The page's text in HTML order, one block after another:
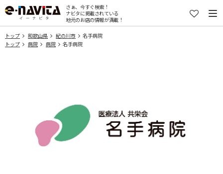
さぁ、今すぐ検索！
ナビタに掲載されている
地元のお店の情報が満載！
トップ 和歌山県 紀の川市
名手病院
トップ
病院 病院 名手病院